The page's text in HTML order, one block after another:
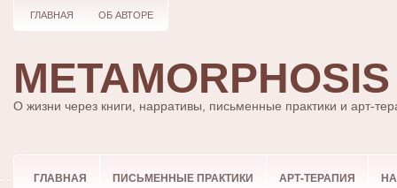
ГЛАВНАЯ ОБ АВТОРЕ
METAMORPHOSIS
О жизни через книги, нарративы, письменные практики и арт-
ГЛАВНАЯ ПИСЬМЕННЫЕ ПРАКТИКИ АРТ-ТЕРАПИЯ